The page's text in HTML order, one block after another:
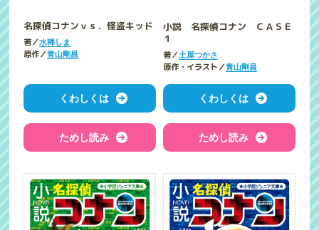
名探偵コナンｖｓ．怪盗キッド
著／水稀しま
原作／青山剛昌
くわしくは
ためし読み
小説 名探偵コナン ＣＡＳＥ
１
著／土屋つかさ
原作・イラスト／青山剛昌
くわしくは
ためし読み